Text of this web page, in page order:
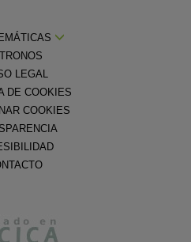
LEGAL
DE COOKIES
COOKIES